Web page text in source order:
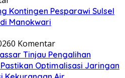
Kontingen Pesparawi Sulsel
Manokwari
0 Komentar
Tinjau Pengalihan
Optimalisasi Jaringan